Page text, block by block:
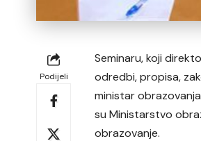
Podijeli
Seminaru, koji
odredbi, propisa,
ministar
su Ministarstvo
obrazovanje.